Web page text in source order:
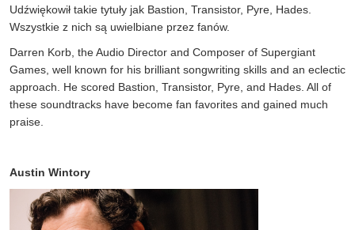
Udźwiękowił takie tytuły jak Bastion, Transistor, Pyre, Hades.
Wszystkie z nich są uwielbiane przez fanów.
Darren Korb, the Audio Director and Composer of Supergiant
Games, well known for his brilliant songwriting skills and an eclectic
approach. He scored Bastion, Transistor, Pyre, and Hades. All of
these soundtracks have become fan favorites and gained much
praise.
Austin Wintory